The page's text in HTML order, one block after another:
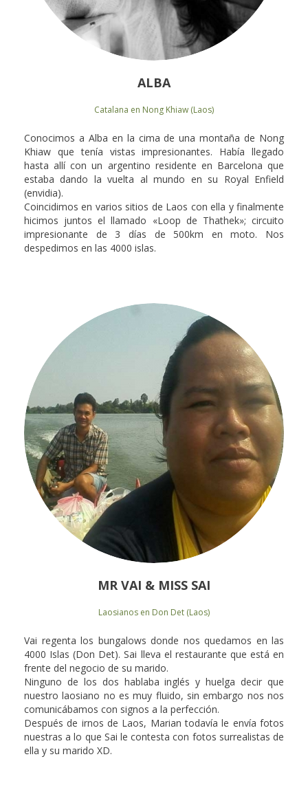
ALBA
Catalana en Nong Khiaw (Laos)
Conocimos a Alba en la cima de una montaña de Nong
Khiaw que tenía vistas impresionantes. Había llegado
hasta allí con un argentino residente en Barcelona que
estaba dando la vuelta al mundo en su Royal Enfield
(envidia).
Coincidimos en varios sitios de Laos con ella y finalmente
hicimos juntos el llamado «Loop de Thathek»; circuito
impresionante de 3 días de 500km en moto. Nos
despedimos en las 4000 islas.
MR VAI & MISS SAI
Laosianos en Don Det (Laos)
Vai regenta los bungalows donde nos quedamos en las
4000 Islas (Don Det). Sai lleva el restaurante que está en
frente del negocio de su marido.
Ninguno de los dos hablaba inglés y huelga decir que
nuestro laosiano no es muy fluido, sin embargo nos nos
comunicábamos con signos a la perfección.
Después de irnos de Laos, Marian todavía le envía fotos
nuestras a lo que Sai le contesta con fotos surrealistas de
ella y su marido XD.